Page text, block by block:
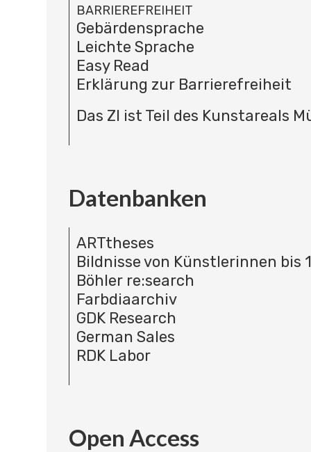
BARRIEREFREIHEIT
Gebärdensprache
Leichte Sprache
Easy Read
Erklärung zur Barrierefreiheit
Das ZI ist Teil des Kunstareals
Datenbanken
ARTtheses
Bildnisse von Künstlerinnen bis
Böhler re:search
Farbdiaarchiv
GDK Research
German Sales
RDK Labor
Open Access